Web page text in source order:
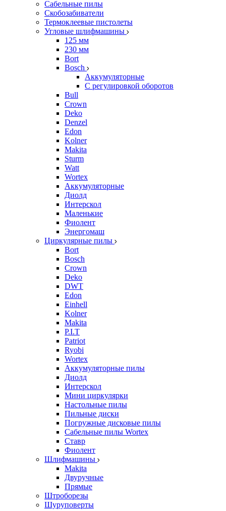
Сабельные пилы
Скобозабиватели
Термоклеевые пистолеты
Угловые шлифмашины
125 мм
230 мм
Bort
Bosch
Аккумуляторные
С регулировкой оборотов
Bull
Crown
Deko
Denzel
Edon
Kolner
Makita
Sturm
Watt
Wortex
Аккумуляторные
Диолд
Интерскол
Маленькие
Фиолент
Энергомаш
Циркулярные пилы
Bort
Bosch
Crown
Deko
DWT
Edon
Einhell
Kolner
Makita
P.I.T
Patriot
Ryobi
Wortex
Аккумуляторные пилы
Диолд
Интерскол
Мини циркулярки
Настольные пилы
Пильные диски
Погружные дисковые пилы
Сабельные пилы Wortex
Ставр
Фиолент
Шлифмашины
Makita
Двуручные
Прямые
Штроборезы
Шуруповерты